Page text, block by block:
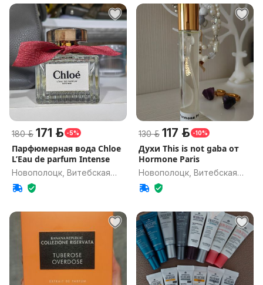
180 р. 171 р. -5%
Парфюмерная вода Chloe
L’Eau de parfum Intense
Новополоцк, Витебская
обл.
130 р. 117 р. -10%
Духи This is not gaba от
Hormone Paris
Новополоцк, Витебская
обл.